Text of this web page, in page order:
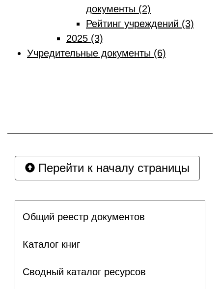
документы (2)
Рейтинг учреждений (3)
2025 (3)
Учредительные документы (6)
Перейти к началу страницы
Общий реестр документов
Каталог книг
Сводный каталог ресурсов